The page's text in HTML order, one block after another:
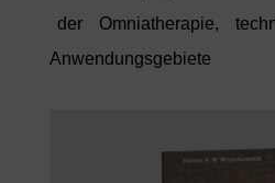
der Omniatherapie,
Anwendungsgebiete